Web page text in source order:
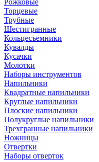
Рожковые
Торцевые
Трубные
Шестигранные
Кольцесъемники
Кувалды
Кусачки
Молотки
Наборы инструментов
Напильники
Квадратные напильники
Круглые напильники
Плоские напильники
Полукруглые напильники
Трехгранные напильники
Ножницы
Отвертки
Наборы отверток